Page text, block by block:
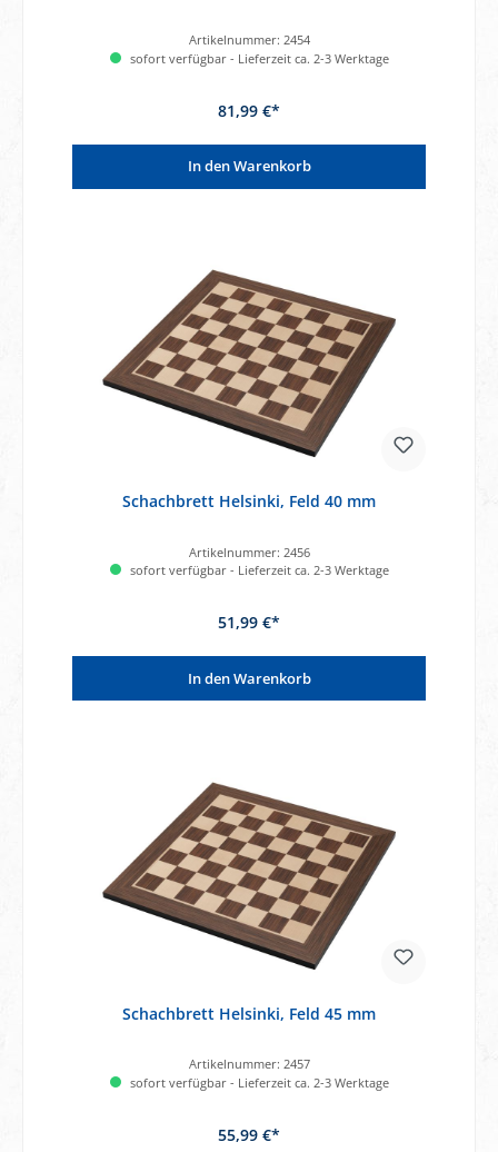
Artikelnummer: 2454
sofort verfügbar - Lieferzeit ca. 2-3 Werktage
81,99 €*
In den Warenkorb
Schachbrett Helsinki, Feld 40 mm
Artikelnummer: 2456
sofort verfügbar - Lieferzeit ca. 2-3 Werktage
51,99 €*
In den Warenkorb
Schachbrett Helsinki, Feld 45 mm
Artikelnummer: 2457
sofort verfügbar - Lieferzeit ca. 2-3 Werktage
55,99 €*